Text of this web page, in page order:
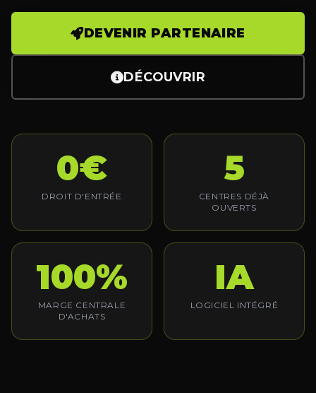
DEVENIR PARTENAIRE
DÉCOUVRIR
0€
DROIT D'ENTRÉE
5
CENTRES DÉJÀ
OUVERTS
100%
MARGE CENTRALE
D'ACHATS
IA
LOGICIEL INTÉGRÉ